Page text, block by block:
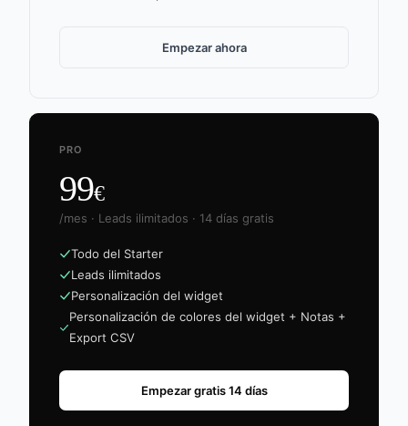
Empezar ahora
PRO
99€
/mes · Leads ilimitados · 14 días gratis
Todo del Starter
Leads ilimitados
Personalización del widget
Personalización de colores del widget + Notas +
Export CSV
Empezar gratis 14 días